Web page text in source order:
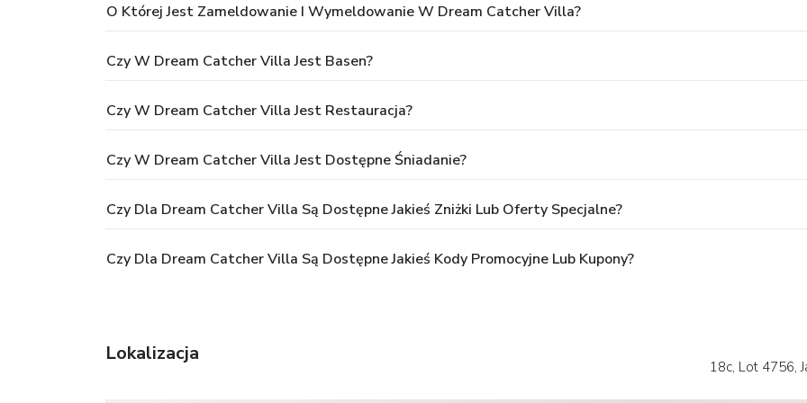
O Której Jest Zameldowanie I Wymeldowanie W Dream Catcher Villa?
Czy W Dream Catcher Villa Jest Basen?
Czy W Dream Catcher Villa Jest Restauracja?
Czy W Dream Catcher Villa Jest Dostępne Śniadanie?
Czy Dla Dream Catcher Villa Są Dostępne Jakieś Zniżki Lub Oferty Specjalne?
Czy Dla Dream Catcher Villa Są Dostępne Jakieś Kody Promocyjne Lub Kupony?
Lokalizacja
18c, Lot 4756,